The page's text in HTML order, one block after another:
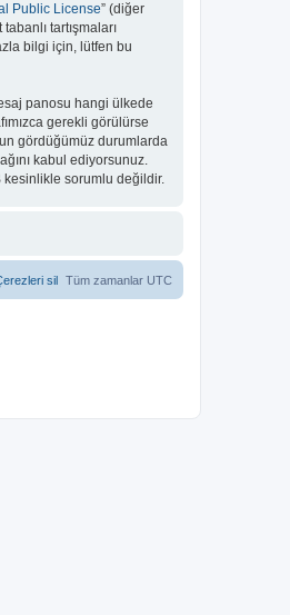
Public License” (diğer
tartışmaları
bilgi için, lütfen bu
panosu hangi ülkede
gerekli görülürse
gördüğümüz durumlarda
kabul ediyorsunuz.
kesinlikle sorumlu değildir.
Tüm zamanlar UTC
sil